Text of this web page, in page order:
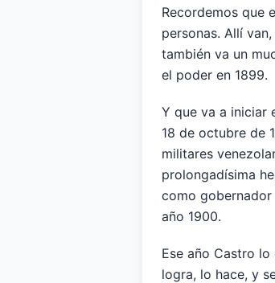
Recordemos que
personas. Allí
también va un
el poder en 1899.
Y que va a iniciar
18 de octubre de
militares
prolongadísima
como
año 1900.
Ese año Castro
logra, lo hace, y